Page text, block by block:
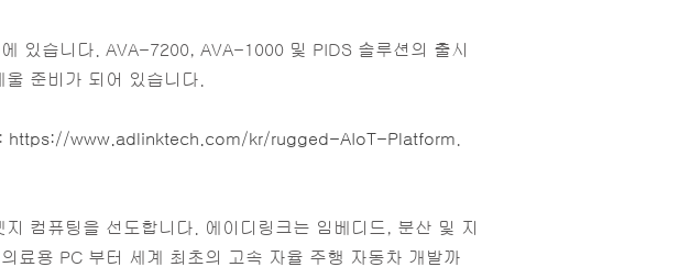
있습니다. AVA-7200, AVA-1000 및 PIDS 솔루션의 출시
준비가 되어 있습니다.
https://www.adlinktech.com/kr/rugged-AIoT-Platform
컴퓨팅을 선도합니다. 에이디링크는 임베디드, 분산 및 지
료용 PC 부터 세계 최초의 고속 자율 주행 자동차 개발까